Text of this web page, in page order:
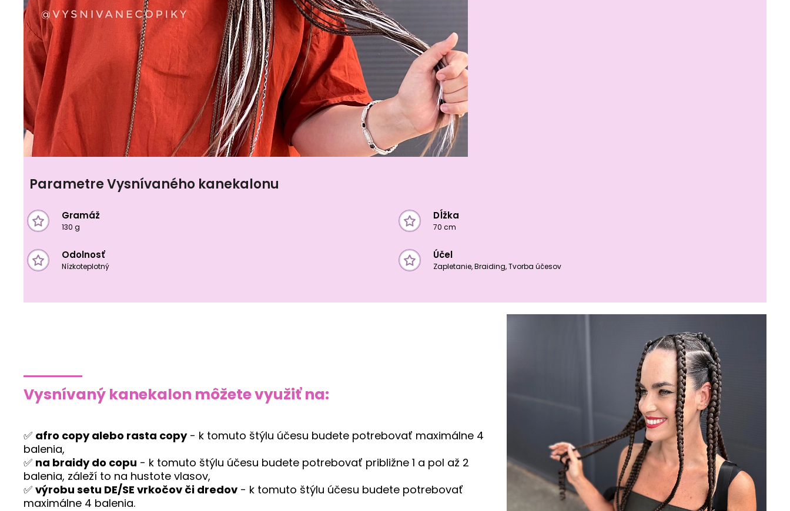
Parametre Vysnívaného kanekalonu
Gramáž
130 g
Dĺžka
70 cm
Odolnosť
Nízkoteplotný
Účel
Zapletanie, Braiding, Tvorba účesov
Vysnívaný kanekalon môžete využiť na:
✅ afro copy alebo rasta copy- k tomuto štýlu účesu budete potrebovať maximálne 4
balenia,
✅ na braidy do copu - k tomuto štýlu účesu budete potrebovať približne 1 a pol až 2
balenia, záleží to na hustote vlasov,
✅ výrobu setu DE/SE vrkočov či dredov - k tomuto štýlu účesu budete potrebovať
maximálne 4 balenia.